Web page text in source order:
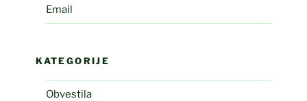
Email
KATEGORIJE
Obvestila